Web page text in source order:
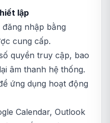
lập
nhập bằng
cung cấp.
quyền truy cập, bao
âm thanh hệ thống.
ứng dụng hoạt động
Calendar, Outlook